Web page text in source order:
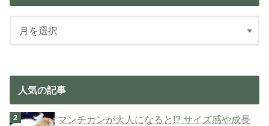
人気の記事
マンチカンが大人になると!? サイズ感や成長